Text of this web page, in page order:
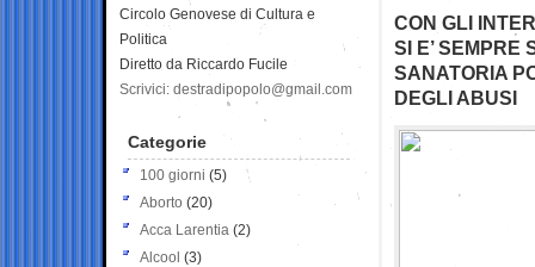
CON GLI
SI E’ SEMPRE
SANATORIA
DEGLI ABUSI
Circolo Genovese di Cultura e
Politica
Diretto da Riccardo Fucile
Scrivici: destradipopolo@gmail.com
Categorie
100 giorni (5)
Aborto (20)
Acca Larentia (2)
Alcool (3)